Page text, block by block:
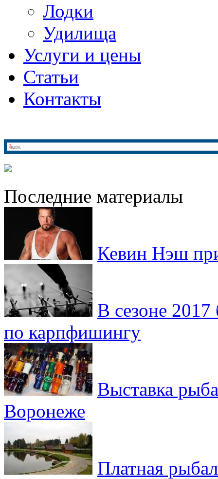
Лодки
Удилища
Услуги и цены
Статьи
Контакты
Последние материалы
Кевин Нэш
В сезоне 2017
по карпфишингу
Выставка
Воронеже
Платная